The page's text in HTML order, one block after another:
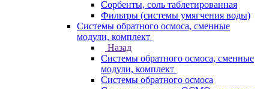
Сорбенты, соль таблетированная
Фильтры (системы умягчения воды)
Системы обратного осмоса, сменные
модули, комплект
Назад
Системы обратного осмоса, сменные
модули, комплект
Системы обратного осмоса